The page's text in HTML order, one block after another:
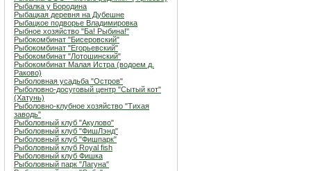
Рыбалка у Бородина
Рыбацкая деревня на Дубешне
Рыбацкое подворье Владимировка
Рыбное хозяйство "Ба! Рыбина!"
Рыбокомбинат "Бисеровский"
Рыбокомбинат "Егорьевский"
Рыбокомбинат "Лотошинский"
Рыбокомбинат Малая Истра (водоем д.
Раково)
Рыболовная усадьба "Остров"
Рыболовно-досуговый центр "Сытый кот"
(Хатунь)
Рыболовно-клубное хозяйство "Тихая
заводь"
Рыболовный клуб "Акулово"
Рыболовный клуб "ФишЛэнд"
Рыболовный клуб "Фишпарк"
Рыболовный клуб Royal fish
Рыболовный клуб Фишка
Рыболовный парк "Лагуна"